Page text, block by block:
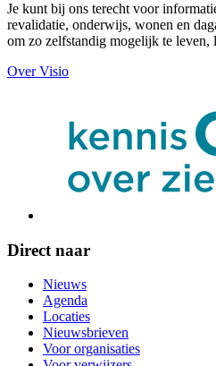
Je kunt bij ons terecht voor
revalidatie, onderwijs, wonen en
om zo zelfstandig mogelijk te leven,
Over Visio
Direct naar
Nieuws
Agenda
Locaties
Nieuwsbrieven
Voor organisaties